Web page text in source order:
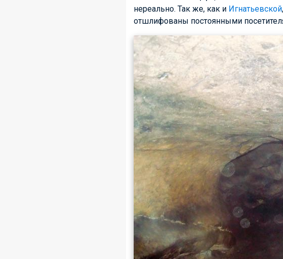
нереально. Так же, как и Игнатьевской
отшлифованы постоянными